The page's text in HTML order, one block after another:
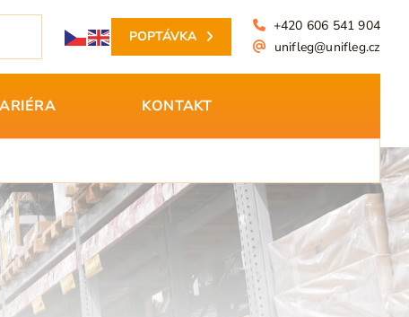
POPTÁVKA
+420 606 541 904
unifleg@unifleg.cz
KONTAKT